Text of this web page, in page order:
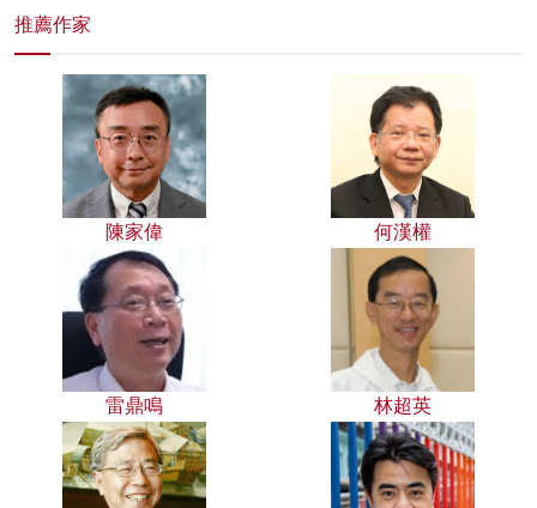
推薦作家
陳家偉 何漢權
雷鼎鳴 林超英